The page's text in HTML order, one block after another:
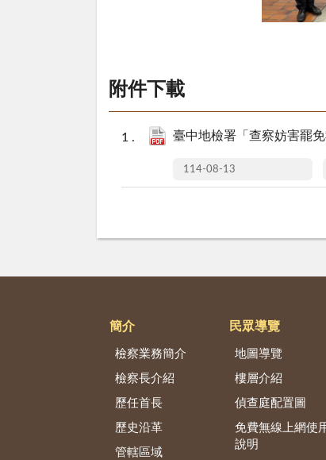
附件下載
臺中地檢署「查察妨害罷
114-08-13
簡介
檢察業務簡介
檢察長介紹
歷任首長
歷史沿革
管轄區域
民眾導覽
地圖導覽
樓層介紹
偵查庭配置圖
免費無線上網使
說明